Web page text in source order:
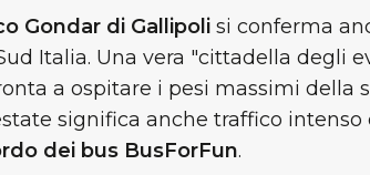
Gondar di Gallipoli si conferma
Italia. Una vera "cittadella degli
a ospitare i pesi massimi della
significa anche traffico
dei bus BusForFun.